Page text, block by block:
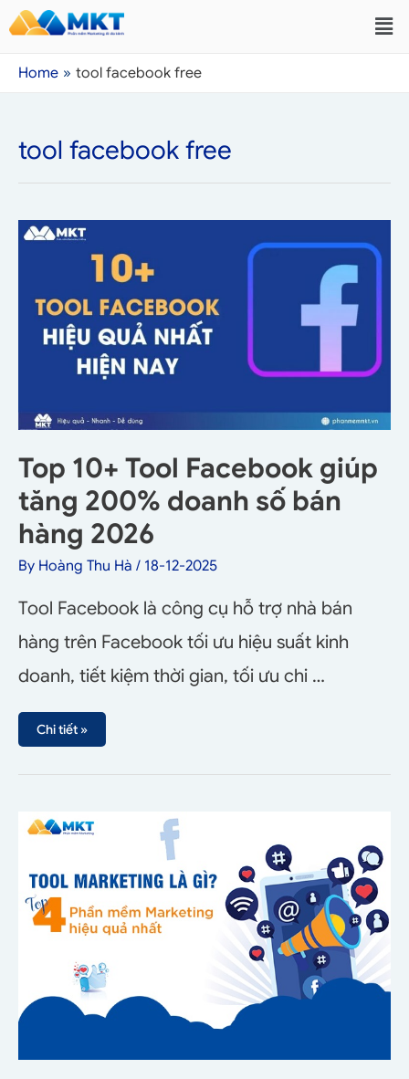
Home tool facebook free
tool facebook free
Top 10+ Tool Facebook giúp
tăng 200% doanh số bán
hàng 2026
By Hoàng Thu Hà / 18-12-2025
Tool Facebook là công cụ hỗ trợ nhà bán
hàng trên Facebook tối ưu hiệu suất kinh
doanh, tiết kiệm thời gian, tối ưu chi …
Chi tiết »